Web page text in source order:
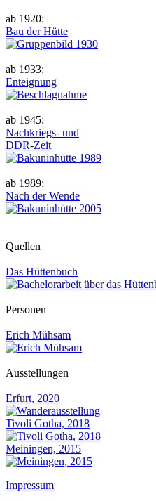
ab 1920:
Bau der Hütte
ab 1933:
Enteignung
ab 1945:
Nachkriegs- und
DDR-Zeit
ab 1989:
Nach der Wende
Quellen
Das Hüttenbuch
Personen
Erich Mühsam
Ausstellungen
Erfurt, 2020
Tivoli Gotha, 2018
Meiningen, 2015
Impressum